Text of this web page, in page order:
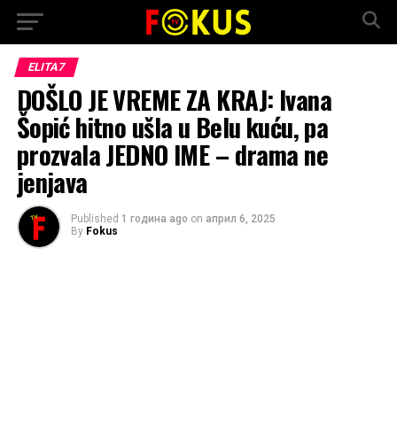
ELITA7
DOŠLO JE VREME ZA KRAJ: Ivana
Šopić hitno ušla u Belu kuću, pa
prozvala JEDNO IME – drama ne
jenjava
Published 1 година ago on април 6, 2025
By Fokus